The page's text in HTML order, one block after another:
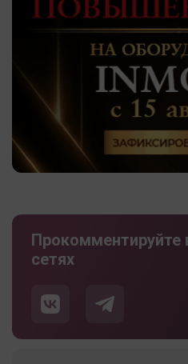
Прокомментируйте
сетях